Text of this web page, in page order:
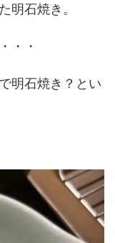
明石焼き。
・・
明石焼き？とい